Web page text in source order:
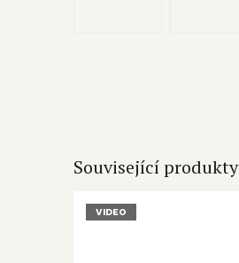
Související produkty
VIDEO